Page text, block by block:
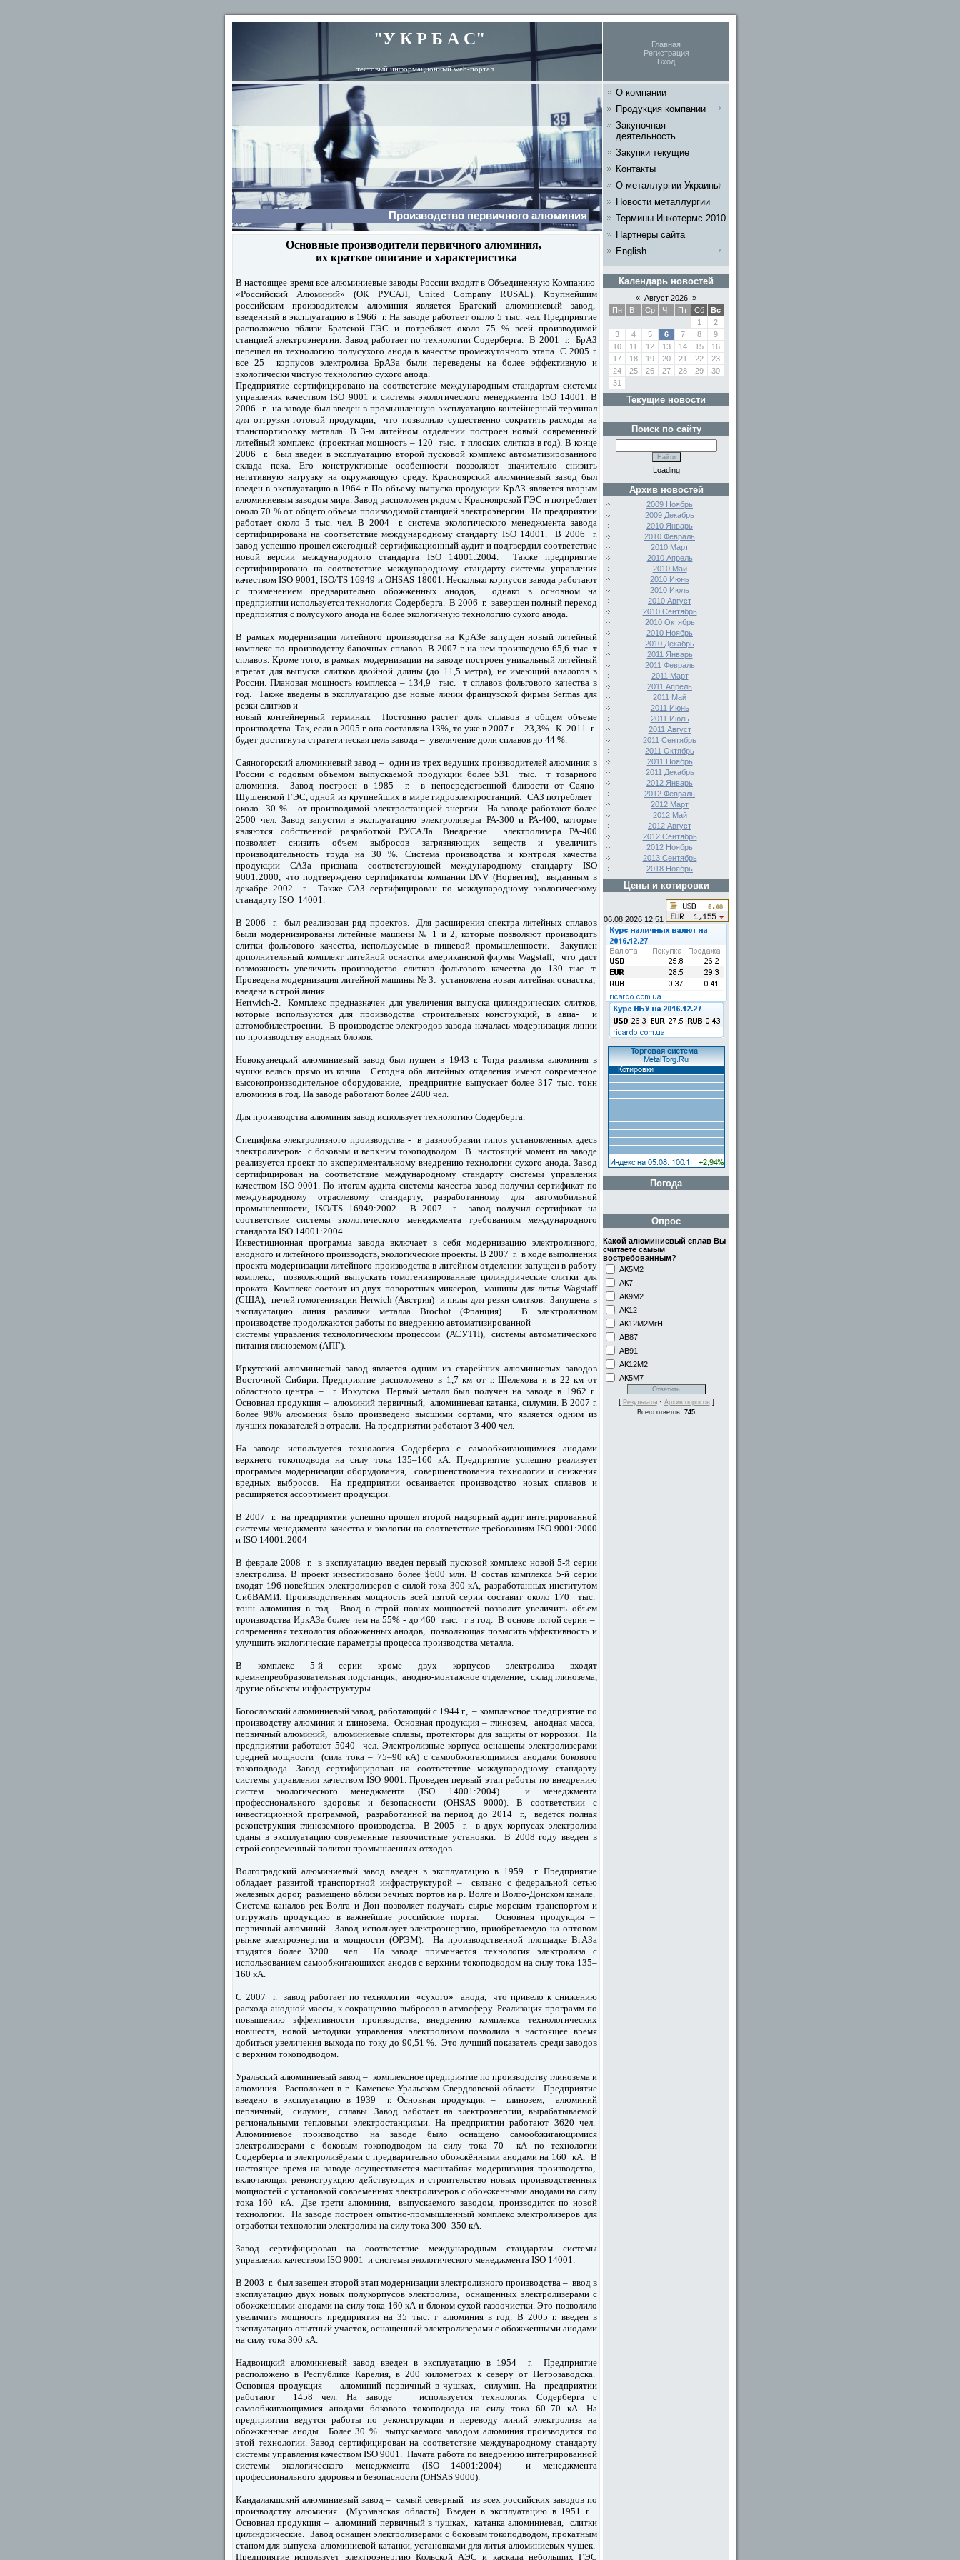
"У К Р Б А С"
тестовый информационный web-портал
Главная
Регистрация
Вход
Производство первичного алюминия
Основные производители первичного алюминия,
их краткое описание и характеристика
В настоящее время все алюминиевые заводы России входят в Объединенную Компанию
«Российский Алюминий» (ОК РУСАЛ, United Company RUSAL). Крупнейшим
российским производителем алюминия является Братский алюминиевый завод,
введенный в эксплуатацию в 1966 г. На заводе работает около 5 тыс. чел. Предприятие
расположено вблизи Братской ГЭС и потребляет около 75 % всей производимой
станцией электроэнергии. Завод работает по технологии Содерберга. В 2001 г. БрАЗ
перешел на технологию полусухого анода в качестве промежуточного этапа. С 2005 г.
все 25 корпусов электролиза БрАЗа были переведены на более эффективную и
экологически чистую технологию сухого анода.
Предприятие сертифицировано на соответствие международным стандартам системы
управления качеством ISO 9001 и системы экологическогo менеджмента ISO 14001. В
2006 г. на заводе был введен в промышленную эксплуатацию контейнерный терминал
для отгрузки готовой продукции, что позволило существенно сократить расходы на
транспортировку металла. В 3-м литейном отделении построен новый современный
литейный комплекс (проектная мощность – 120 тыс. т плоских слитков в год). В конце
2006 г. был введен в эксплуатацию второй пусковой комплекс автоматизированного
склада пека. Его конструктивные особенности позволяют значительно снизить
негативную нагрузку на окружающую среду. Красноярский алюминиевый завод был
введен в эксплуатацию в 1964 г. По объему выпуска продукции КрАЗ является вторым
алюминиевым заводом мира. Завод расположен рядом с Красноярской ГЭС и потребляет
около 70 % от общего объема производимой станцией электроэнергии. На предприятии
работает около 5 тыс. чел. В 2004 г. система экологического менеджмента завода
сертифицирована на соответствие международному стандарту ISO 14001. В 2006 г.
завод успешно прошел ежегодный сертификационный аудит и подтвердил соответствие
новой версии международного стандарта ISO 14001:2004. Также предприятие
сертифицировано на соответствие международному стандарту системы управления
качеством ISO 9001, ISO/TS 16949 и OHSAS 18001. Несколько корпусов завода работают
с применением предварительно обожженных анодов, однако в основном на
предприятии используется технология Содерберга. В 2006 г. завершен полный переход
предприятия с полусухого анода на более экологичную технологию сухого анода.
В рамках модернизации литейного производства на КрАЗе запущен новый литейный
комплекс по производству баночных сплавов. В 2007 г. на нем произведено 65,6 тыс. т
сплавов. Кроме того, в рамках модернизации на заводе построен уникальный литейный
агрегат для выпуска слитков двойной длины (до 11,5 метра), не имеющий аналогов в
России. Плановая мощность комплекса – 134,9 тыс. т сплавов фольгового качества в
год. Также введены в эксплуатацию две новые линии французской фирмы Sermas для
резки слитков и
новый контейнерный терминал. Постоянно растет доля сплавов в общем объеме
производства. Так, если в 2005 г. она составляла 13%, то уже в 2007 г. - 23,3%. К 2011 г.
будет достигнута стратегическая цель завода – увеличение доли сплавов до 44 %.
Саяногорский алюминиевый завод – один из трех ведущих производителей алюминия в
России с годовым объемом выпускаемой продукции более 531 тыс. т товарного
алюминия. Завод построен в 1985 г. в непосредственной близости от Саяно-
Шушенской ГЭС, одной из крупнейших в мире гидроэлектростанций. САЗ потребляет
около 30 % от производимой электростанцией энергии. На заводе работают более
2500 чел. Завод запустил в эксплуатацию электролизеры РА-300 и РА-400, которые
являются собственной разработкой РУСАЛа. Внедрение электролизера РА-400
позволяет снизить объем выбросов загрязняющих веществ и увеличить
производительность труда на 30 %. Cистема производства и контроля качества
продукции САЗа признана соответствующей международному стандарту ISO
9001:2000, что подтверждено сертификатом компании DNV (Норвегия), выданным в
декабре 2002 г. Также САЗ сертифицирован по международному экологическому
стандарту ISO 14001.
В 2006 г. был реализован ряд проектов. Для расширения спектра литейных сплавов
были модернизированы литейные машины № 1 и 2, которые позволяют производить
слитки фольгового качества, используемые в пищевой промышленности. Закуплен
дополнительный комплект литейной оснастки американской фирмы Wagstaff, что даст
возможность увеличить производство слитков фольгового качества до 130 тыс. т.
Проведена модернизация литейной машины № 3: установлена новая литейная оснастка,
введена в строй линия
Hertwich-2. Комплекс предназначен для увеличения выпуска цилиндрических слитков,
которые используются для производства строительных конструкций, в авиа- и
автомобилестроении. В производстве электродов завода началась модернизация линии
по производству анодных блоков.
Новокузнецкий алюминиевый завод был пущен в 1943 г. Тогда разливка алюминия в
чушки велась прямо из ковша. Сегодня оба литейных отделения имеют современное
высокопроизводительное оборудование, предприятие выпускает более 317 тыс. тонн
алюминия в год. На заводе работают более 2400 чел.
Для производства алюминия завод использует технологию Содерберга.
Специфика электролизного производства - в разнообразии типов установленных здесь
электролизеров- с боковым и верхним токоподводом. В настоящий момент на заводе
реализуется проект по экспериментальному внедрению технологии сухого анода. Завод
сертифицирован на соответствие международному стандарту системы управления
качеством ISO 9001. По итогам аудита системы качества завод получил сертификат по
международному отраслевому стандарту, разработанному для автомобильной
промышленности, ISO/TS 16949:2002. В 2007 г. завод получил сертификат на
соответствие системы экологического менеджмента требованиям международного
стандарта ISO 14001:2004.
Инвестиционная программа завода включает в себя модернизацию электролизного,
анодного и литейного производств, экологические проекты. В 2007 г. в ходе выполнения
проекта модернизации литейного производства в литейном отделении запущен в работу
комплекс, позволяющий выпускать гомогенизированные цилиндрические слитки для
проката. Комплекс состоит из двух поворотных миксеров, машины для литья Wagstaff
(США), печей гомогенизации Herwich (Австрия) и пилы для резки слитков. Запущена в
эксплуатацию линия разливки металла Brochot (Франция). В электролизном
производстве продолжаются работы по внедрению автоматизированной
системы управления технологическим процессом (АСУТП), системы автоматического
питания глиноземом (АПГ).
Иркутский алюминиевый завод является одним из старейших алюминиевых заводов
Восточной Сибири. Предприятие расположено в 1,7 км от г. Шелехова и в 22 км от
областного центра – г. Иркутска. Первый металл был получен на заводе в 1962 г.
Основная продукция – алюминий первичный, алюминиевая катанка, силумин. В 2007 г.
более 98% алюминия было произведено высшими сортами, что является одним из
лучших показателей в отрасли. На предприятии работают 3 400 чел.
На заводе используется технология Содерберга с самообжигающимися анодами
верхнего токоподвода на силу тока 135–160 кА. Предприятие успешно реализует
программы модернизации оборудования, совершенствования технологии и снижения
вредных выбросов. На предприятии осваивается производство новых сплавов и
расширяется ассортимент продукции.
В 2007 г. на предприятии успешно прошел второй надзорный аудит интегрированной
системы менеджмента качества и экологии на соответствие требованиям ISO 9001:2000
и ISO 14001:2004
В феврале 2008 г. в эксплуатацию введен первый пусковой комплекс новой 5-й серии
электролиза. В проект инвестировано более $600 млн. В состав комплекса 5-й серии
входят 196 новейших электролизеров с силой тока 300 кА, разработанных институтом
СибВАМИ. Производственная мощность всей пятой серии составит около 170 тыс.
тонн алюминия в год. Ввод в строй новых мощностей позволит увеличить объем
производства ИркАЗа более чем на 55% - до 460 тыс. т в год. В основе пятой серии –
современная технология обожженных анодов, позволяющая повысить эффективность и
улучшить экологические параметры процесса производства металла.
В комплекс 5-й серии кроме двух корпусов электролиза входят
кремнепреобразовательная подстанция, анодно-монтажное отделение, склад глинозема,
другие объекты инфраструктуры.
Богословский алюминиевый завод, работающий с 1944 г., – комплексное предприятие по
производству алюминия и глинозема. Основная продукция – глинозем, анодная масса,
первичный алюминий, алюминиевые сплавы, протекторы для защиты от коррозии. На
предприятии работают 5040 чел. Электролизные корпуса оснащены электролизерами
средней мощности (сила тока – 75–90 кА) с самообжигающимися анодами бокового
токоподвода. Завод сертифицирован на соответствие международному стандарту
системы управления качеством ISO 9001. Проведен первый этап работы по внедрению
систем экологического менеджмента (ISO 14001:2004) и менеджмента
профессионального здоровья и безопасности (OHSAS 9000). В соответствии с
инвестиционной программой, разработанной на период до 2014 г., ведется полная
реконструкция глиноземного производства. В 2005 г. в двух корпусах электролиза
сданы в эксплуатацию современные газоочистные установки. В 2008 году введен в
строй современный полигон промышленных отходов.
Волгоградский алюминиевый завод введен в эксплуатацию в 1959 г. Предприятие
обладает развитой транспортной инфраструктурой – связано с федеральной сетью
железных дорог, размещено вблизи речных портов на р. Волге и Волго-Донском канале.
Система каналов рек Волга и Дон позволяет получать сырье морским транспортом и
отгружать продукцию в важнейшие российские порты. Основная продукция –
первичный алюминий. Завод использует электроэнергию, приобретаемую на оптовом
рынке электроэнергии и мощности (ОРЭМ). На производственной площадке ВгАЗа
трудятся более 3200 чел. На заводе применяется технология электролиза с
использованием самообжигающихся анодов с верхним токоподводом на силу тока 135–
160 кА.
С 2007 г. завод работает по технологии «сухого» анода, что привело к снижению
расхода анодной массы, к сокращению выбросов в атмосферу. Реализация программ по
повышению эффективности производства, внедрению комплекса технологических
новшеств, новой методики управления электролизом позволила в настоящее время
добиться увеличения выхода по току до 90,51 %. Это лучший показатель среди заводов
с верхним токоподводом.
Уральский алюминиевый завод – комплексное предприятие по производству глинозема и
алюминия. Расположен в г. Каменске-Уральском Свердловской области. Предприятие
введено в эксплуатацию в 1939 г. Основная продукция – глинозем, алюминий
первичный, силумин, сплавы. Завод работает на электроэнергии, вырабатываемой
региональными тепловыми электростанциями. На предприятии работают 3620 чел.
Алюминиевое производство на заводе было оснащено самообжигающимися
электролизерами с боковым токоподводом на силу тока 70 кА по технологии
Содерберга и электролизёрами с предварительно обожжёнными анодами на 160 кА. В
настоящее время на заводе осуществляется масштабная модернизация производства,
включающая реконструкцию действующих и строительство новых производственных
мощностей с установкой современных электролизеров с обожженными анодами на силу
тока 160 кА. Две трети алюминия, выпускаемого заводом, производится по новой
технологии. На заводе построен опытно-промышленный комплекс электролизеров для
отработки технологии электролиза на силу тока 300–350 кА.
Завод сертифицирован на соответствие международным стандартам системы
управления качеством ISO 9001 и системы экологического менеджмента ISO 14001.
В 2003 г. был завешен второй этап модернизации электролизного производства – ввод в
эксплуатацию двух новых полукорпусов электролиза, оснащенных электролизерами с
обожженными анодами на силу тока 160 кА и блоком сухой газоочистки. Это позволило
увеличить мощность предприятия на 35 тыс. т алюминия в год. В 2005 г. введен в
эксплуатацию опытный участок, оснащенный электролизерами с обожженными анодами
на силу тока 300 кА.
Надвоицкий алюминиевый завод введен в эксплуатацию в 1954 г. Предприятие
расположено в Республике Карелия, в 200 километрах к северу от Петрозаводска.
Основная продукция – алюминий первичный в чушках, силумин. На предприятии
работают 1458 чел. На заводе используется технология Содерберга с
самообжигающимися анодами бокового токоподвода на силу тока 60–70 кА. На
предприятии ведутся работы по реконструкции и переводу линий электролиза на
обожженные аноды. Более 30 % выпускаемого заводом алюминия производится по
этой технологии. Завод сертифицирован на соответствие международному стандарту
системы управления качеством ISO 9001. Начата работа по внедрению интегрированной
системы экологического менеджмента (ISO 14001:2004) и менеджмента
профессионального здоровья и безопасности (OHSAS 9000).
Кандалакшский алюминиевый завод – самый северный из всех российских заводов по
производству алюминия (Мурманская область). Введен в эксплуатацию в 1951 г.
Основная продукция – алюминий первичный в чушках, катанка алюминиевая, слитки
цилиндрические. Завод оснащен электролизерами с боковым токоподводом, прокатным
станом для выпуска алюминиевой катанки, установками для литья алюминиевых чушек.
Предприятие использует электроэнергию Кольской АЭС и каскада небольших ГЭС
О компании
Продукция компании
Закупочная
деятельность
Закупки текущие
Контакты
О металлургии Украины
Новости металлургии
Термины Инкотермс 2010
Партнеры сайта
English
Календарь новостей
« Август 2026 »
Пн
Вт Ср Чт Пт Сб
Вс
1
2
3
4 5 6 7 8
9
10
11 12 13 14 15
16
17
18 19 20 21 22
23
24
25 26 27 28 29
30
31
Текущие новости
Поиск по сайту
Loading
Архив новостей
2009 Ноябрь
2009 Декабрь
2010 Январь
2010 Февраль
2010 Март
2010 Апрель
2010 Май
2010 Июнь
2010 Июль
2010 Август
2010 Сентябрь
2010 Октябрь
2010 Ноябрь
2010 Декабрь
2011 Январь
2011 Февраль
2011 Март
2011 Апрель
2011 Май
2011 Июнь
2011 Июль
2011 Август
2011 Сентябрь
2011 Октябрь
2011 Ноябрь
2011 Декабрь
2012 Январь
2012 Февраль
2012 Март
2012 Май
2012 Август
2012 Сентябрь
2012 Ноябрь
2013 Сентябрь
2018 Ноябрь
Цены и котировки
06.08.2026 12:51
Погода
Опрос
Какой алюминиевый сплав Вы
считаете самым
востребованным?
АК5М2
АК7
АК9М2
АК12
АК12М2МгН
АВ87
АВ91
АК12М2
АК5М7
[ Результаты· Архив опросов]
Всего ответов: 745